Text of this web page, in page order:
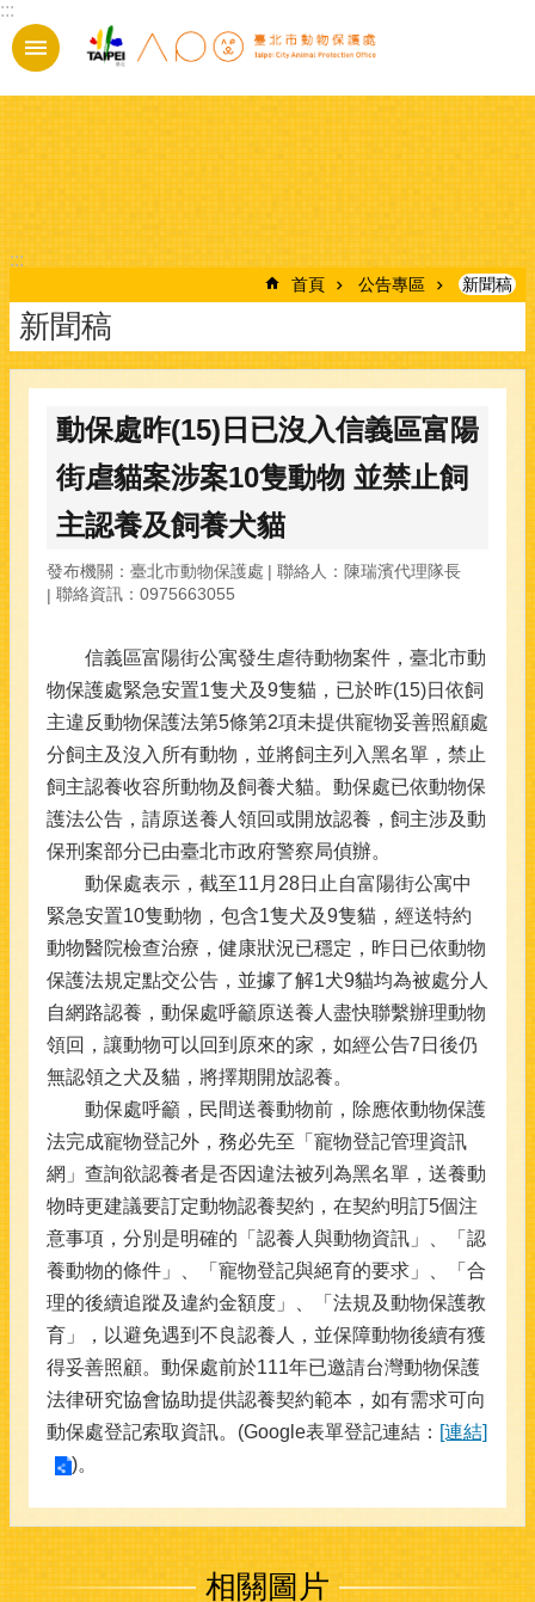
跳到主要內容區塊
:::
:::
首頁 公告專區 新聞稿
新聞稿
動保處昨(15)日已沒入信義區富陽
街虐貓案涉案10隻動物 並禁止飼
主認養及飼養犬貓
發布機關：臺北市動物保護處
聯絡人：陳瑞濱代理隊長
聯絡資訊：0975663055
信義區富陽街公寓發生虐待動物案件，臺北市動
物保護處緊急安置1隻犬及9隻貓，已於昨(15)日依飼
主違反動物保護法第5條第2項未提供寵物妥善照顧處
分飼主及沒入所有動物，並將飼主列入黑名單，禁止
飼主認養收容所動物及飼養犬貓。動保處已依動物保
護法公告，請原送養人領回或開放認養，飼主涉及動
保刑案部分已由臺北市政府警察局偵辦。
動保處表示，截至11月28日止自富陽街公寓中
緊急安置10隻動物，包含1隻犬及9隻貓，經送特約
動物醫院檢查治療，健康狀況已穩定，昨日已依動物
保護法規定點交公告，並據了解1犬9貓均為被處分人
自網路認養，動保處呼籲原送養人盡快聯繫辦理動物
領回，讓動物可以回到原來的家，如經公告7日後仍
無認領之犬及貓，將擇期開放認養。
動保處呼籲，民間送養動物前，除應依動物保護
法完成寵物登記外，務必先至「寵物登記管理資訊
網」查詢欲認養者是否因違法被列為黑名單，送養動
物時更建議要訂定動物認養契約，在契約明訂5個注
意事項，分別是明確的「認養人與動物資訊」、「認
養動物的條件」、「寵物登記與絕育的要求」、「合
理的後續追蹤及違約金額度」、「法規及動物保護教
育」，以避免遇到不良認養人，並保障動物後續有獲
得妥善照顧。動保處前於111年已邀請台灣動物保護
法律研究協會協助提供認養契約範本，如有需求可向
動保處登記索取資訊。(Google表單登記連結： [連結]
)。
相關圖片